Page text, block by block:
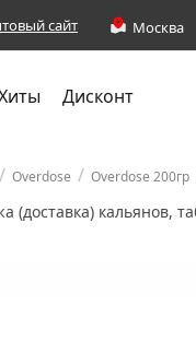
сайт
Дисконт
/ Overdose / Overdose 200гр
(доставка) кальянов,